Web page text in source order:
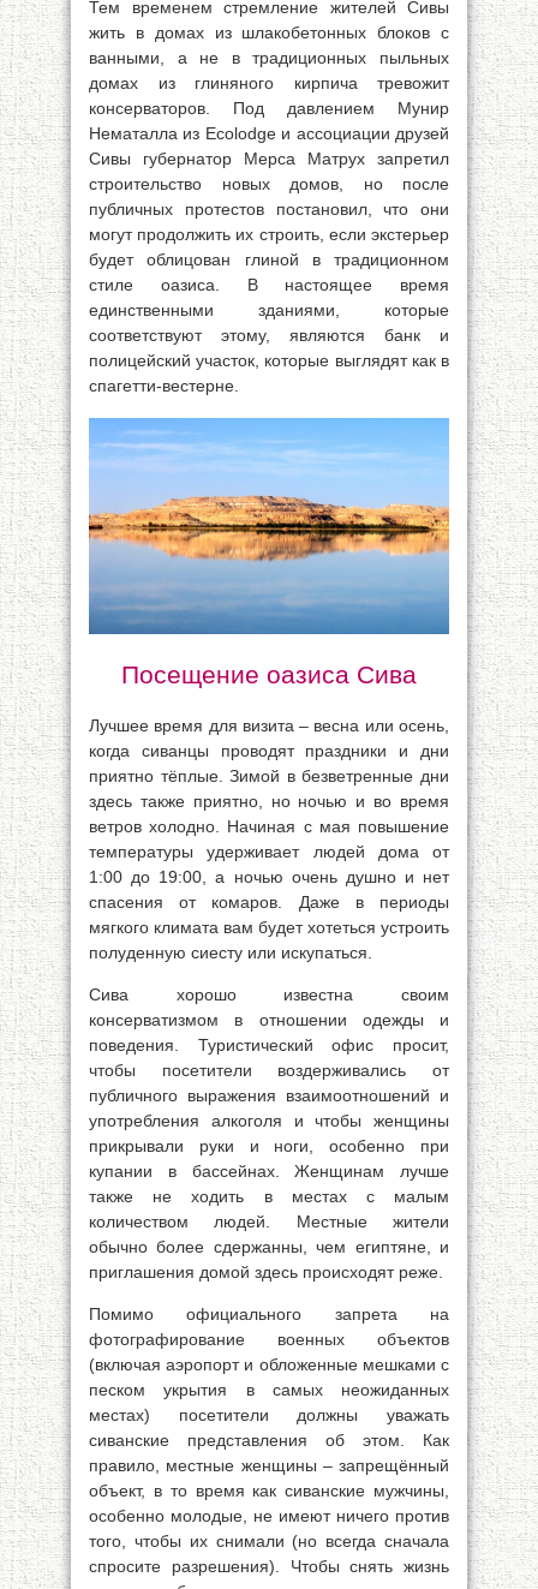
Тем временем стремление жителей Сивы
жить в домах из шлакобетонных блоков с
ванными, а не в традиционных пыльных
домах из глиняного кирпича тревожит
консерваторов. Под давлением Мунир
Нематалла из Ecolodge и ассоциации друзей
Сивы губернатор Мерса Матрух запретил
строительство новых домов, но после
публичных протестов постановил, что они
могут продолжить их строить, если экстерьер
будет облицован глиной в традиционном
стиле оазиса. В настоящее время
единственными зданиями, которые
соответствуют этому, являются банк и
полицейский участок, которые выглядят как в
спагетти-вестерне.
Посещение оазиса Сива
Лучшее время для визита – весна или осень,
когда сиванцы проводят праздники и дни
приятно тёплые. Зимой в безветренные дни
здесь также приятно, но ночью и во время
ветров холодно. Начиная с мая повышение
температуры удерживает людей дома от
1:00 до 19:00, а ночью очень душно и нет
спасения от комаров. Даже в периоды
мягкого климата вам будет хотеться устроить
полуденную сиесту или искупаться.
Сива хорошо известна своим
консерватизмом в отношении одежды и
поведения. Туристический офис просит,
чтобы посетители воздерживались от
публичного выражения взаимоотношений и
употребления алкоголя и чтобы женщины
прикрывали руки и ноги, особенно при
купании в бассейнах. Женщинам лучше
также не ходить в местах с малым
количеством людей. Местные жители
обычно более сдержанны, чем египтяне, и
приглашения домой здесь происходят реже.
Помимо официального запрета на
фотографирование военных объектов
(включая аэропорт и обложенные мешками с
песком укрытия в самых неожиданных
местах) посетители должны уважать
сиванские представления об этом. Как
правило, местные женщины – запрещённый
объект, в то время как сиванские мужчины,
особенно молодые, не имеют ничего против
того, чтобы их снимали (но всегда сначала
спросите разрешения). Чтобы снять жизнь